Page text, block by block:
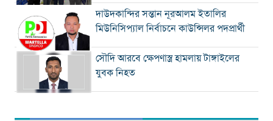
দাউদকান্দির সন্তান নূরআলম ইতালির
মিউনিসিপ্যাল নির্বাচনে কাউন্সিলর পদপ্রার্থী
সৌদি আরবে ক্ষেপণাস্ত্র হামলায় টাঙ্গাইলের
যুবক নিহত